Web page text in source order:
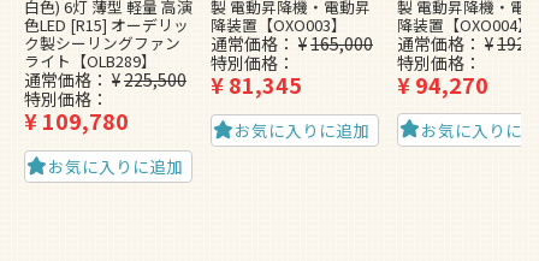
白色) 6灯 薄型 軽量 高演
色LED [R15] オーデリッ
ク製シーリングファン
ライト【OLB289】
通常価格 ¥225,500
特別価格
¥109,780
お気に入りに追加
製 電動昇降機・電動昇
降装置【OXO003】
通常価格 ¥165,000
特別価格
¥81,345
お気に入りに追加
製 電動昇降機・電
降装置【OXO004】
通常価格 ¥
特別価格
¥94,270
お気に入りに